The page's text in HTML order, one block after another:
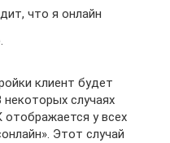
что я онлайн
.
клиент будет
случаях
отображается у всех
Этот случай